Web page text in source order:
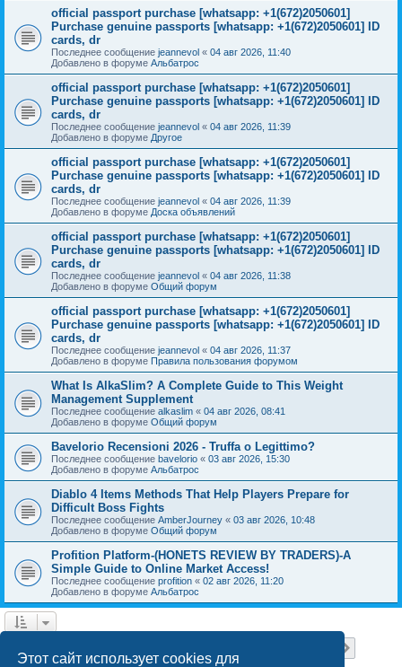
Этот сайт использует cookies для
official passport purchase [whatsapp: +1(672)2050601]
Purchase genuine passports [whatsapp: +1(672)2050601] ID
cards, dr
Последнее сообщение jeannevol « 04 авг 2026, 11:40
Добавлено в форуме Альбатрос
official passport purchase [whatsapp: +1(672)2050601]
Purchase genuine passports [whatsapp: +1(672)2050601] ID
cards, dr
Последнее сообщение jeannevol « 04 авг 2026, 11:39
Добавлено в форуме Другое
official passport purchase [whatsapp: +1(672)2050601]
Purchase genuine passports [whatsapp: +1(672)2050601] ID
cards, dr
Последнее сообщение jeannevol « 04 авг 2026, 11:39
Добавлено в форуме Доска объявлений
official passport purchase [whatsapp: +1(672)2050601]
Purchase genuine passports [whatsapp: +1(672)2050601] ID
cards, dr
Последнее сообщение jeannevol « 04 авг 2026, 11:38
Добавлено в форуме Общий форум
official passport purchase [whatsapp: +1(672)2050601]
Purchase genuine passports [whatsapp: +1(672)2050601] ID
cards, dr
Последнее сообщение jeannevol « 04 авг 2026, 11:37
Добавлено в форуме Правила пользования форумом
What Is AlkaSlim? A Complete Guide to This Weight
Management Supplement
Последнее сообщение alkaslim « 04 авг 2026, 08:41
Добавлено в форуме Общий форум
Bavelorio Recensioni 2026 - Truffa o Legittimo?
Последнее сообщение bavelorio « 03 авг 2026, 15:30
Добавлено в форуме Альбатрос
Diablo 4 Items Methods That Help Players Prepare for
Difficult Boss Fights
Последнее сообщение AmberJourney « 03 авг 2026, 10:48
Добавлено в форуме Общий форум
Profition Platform-(HONETS REVIEW BY TRADERS)-A
Simple Guide to Online Market Access!
Последнее сообщение profition « 02 авг 2026, 11:20
Добавлено в форуме Альбатрос